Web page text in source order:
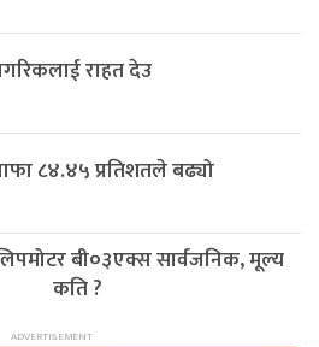
राहत देउ
८४.४५ प्रतिशतले बढ्यो
बी०३एक्स सार्वजनिक, मूल्य
कति ?